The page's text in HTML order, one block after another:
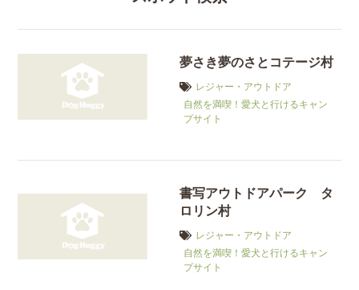
夢さき夢のさとコテージ村
レジャー・アウトドア
自然を満喫！愛犬と行けるキャン
プサイト
書写アウトドアパーク タ
ロリン村
レジャー・アウトドア
自然を満喫！愛犬と行けるキャン
プサイト